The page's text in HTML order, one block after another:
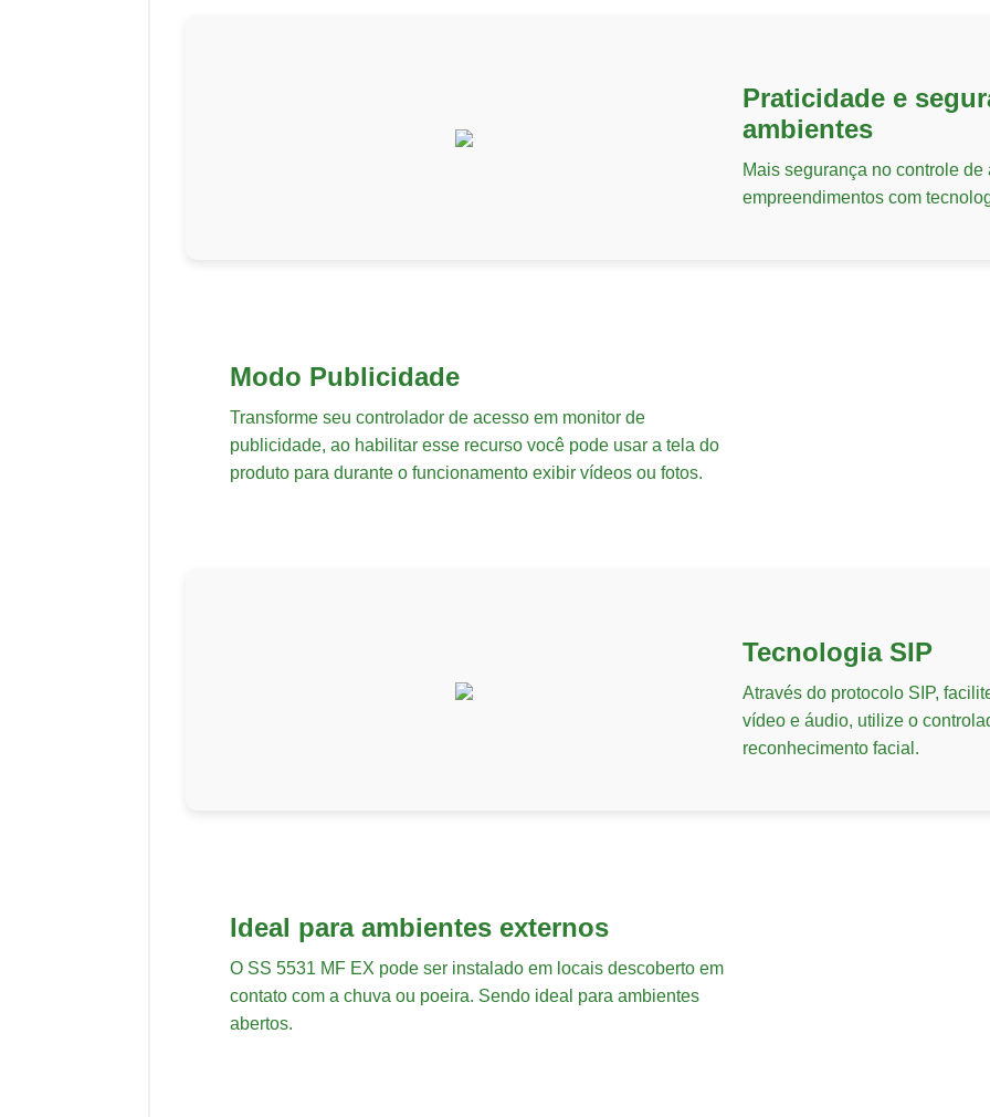
Praticidade e
ambientes
Mais segurança no controle
empreendimentos com
Modo Publicidade
Transforme seu controlador de acesso em monitor de
publicidade, ao habilitar esse recurso você pode usar a tela do
produto para durante o funcionamento exibir vídeos ou fotos.
Tecnologia SIP
Através do protocolo SIP,
vídeo e áudio, utilize o
reconhecimento facial.
Ideal para ambientes externos
O SS 5531 MF EX pode ser instalado em locais descoberto em
contato com a chuva ou poeira. Sendo ideal para ambientes
abertos.